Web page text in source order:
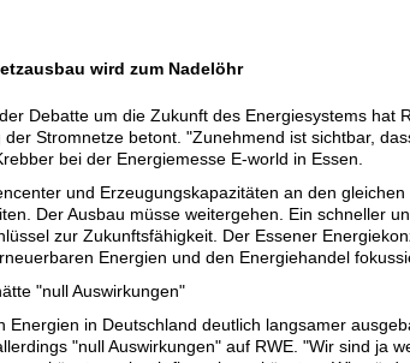
wird zum Nadelöhr
Debatte um die Zukunft des Energiesystems hat
Stromnetze betont. "Zunehmend ist sichtbar,
bei der Energiemesse E-world in Essen.
und Erzeugungskapazitäten an den
Der Ausbau müsse weitergehen. Ein schneller
zur Zukunftsfähigkeit. Der Essener
Energien und den Energiehandel
"null Auswirkungen"
Energien in Deutschland deutlich langsamer
"null Auswirkungen" auf RWE. "Wir sind ja